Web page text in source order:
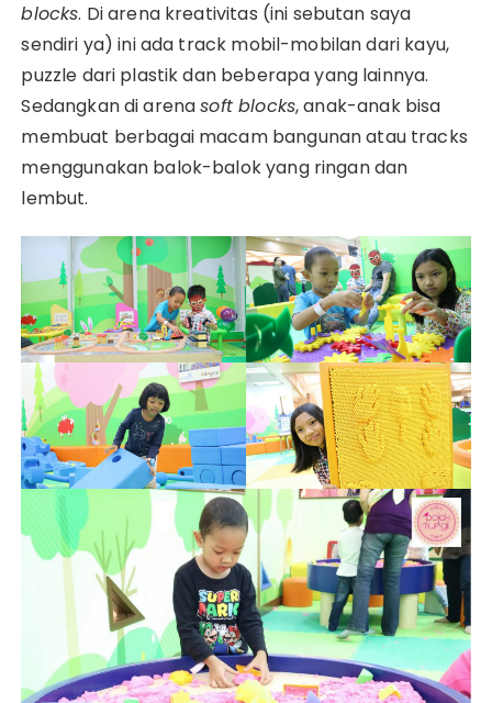
blocks. Di arena kreativitas (ini sebutan saya
sendiri ya) ini ada track mobil-mobilan dari kayu,
puzzle dari plastik dan beberapa yang lainnya.
Sedangkan di arenasoft blocks, anak-anak bisa
membuat berbagai macam bangunan atau tracks
menggunakan balok-balok yang ringan dan
lembut.